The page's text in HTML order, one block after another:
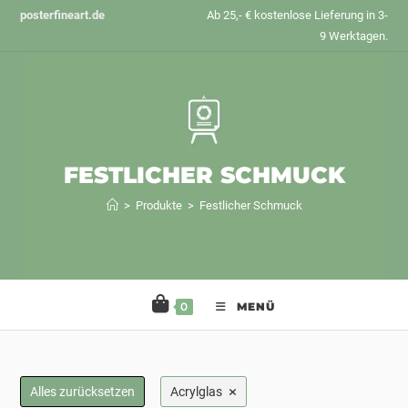
Zumposterfineart.de
Ab 25,- € kostenlose Lieferung in 3-
9 Werktagen.
FESTLICHER SCHMUCK
> Produkte > Festlicher Schmuck
0 MENÜ
Alles zurücksetzen Acrylglas ×